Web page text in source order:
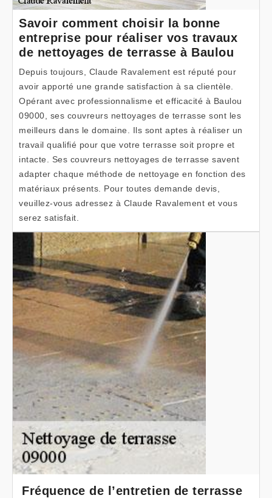
Savoir comment choisir la bonne
entreprise pour réaliser vos travaux
de nettoyages de terrasse à Baulou
Depuis toujours, Claude Ravalement est réputé pour
avoir apporté une grande satisfaction à sa clientèle.
Opérant avec professionnalisme et efficacité à Baulou
09000, ses couvreurs nettoyages de terrasse sont les
meilleurs dans le domaine. Ils sont aptes à réaliser un
travail qualifié pour que votre terrasse soit propre et
intacte. Ses couvreurs nettoyages de terrasse savent
adapter chaque méthode de nettoyage en fonction des
matériaux présents. Pour toutes demande devis,
veuillez-vous adressez à Claude Ravalement et vous
serez satisfait.
Fréquence de l’entretien de terrasse